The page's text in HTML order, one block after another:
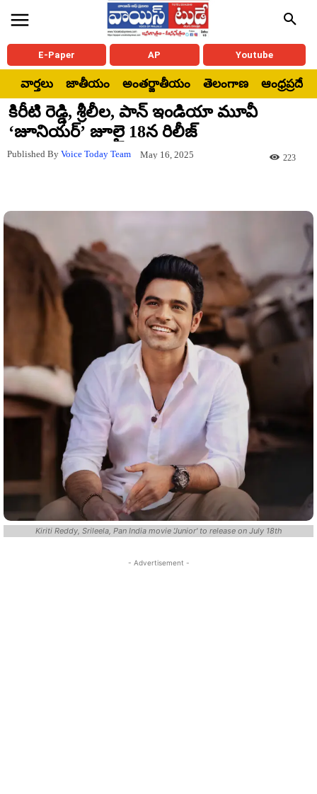
E-Paper AP Youtube
వార్తలు జాతీయం అంతర్జాతీయం తెలంగాణ ఆంధ్రప్రదేశ్
కిరీటి రెడ్డి, శ్రీలీల, పాన్ ఇండియా మూవీ
‘జూనియర్’ జూలై 18న రిలీజ్
Published By Voice Today Team May 16, 2025 223
Kiriti Reddy, Srileela, Pan India movie 'Junior' to release on July 18th
- Advertisement -